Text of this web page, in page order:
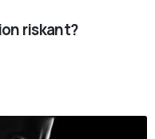
riskant?